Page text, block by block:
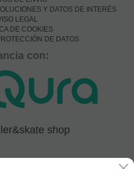
Y DATOS DE INTERÉS
LEGAL
DE COOKIES
DE DATOS
con:
shop